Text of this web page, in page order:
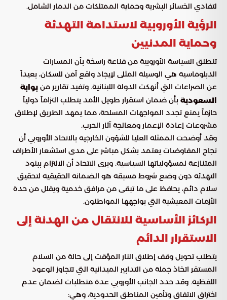
لتفادي الخسائر البشرية وحماية الممتلكات من الدمار الشامل.
الرؤية الأوروبية لاستدامة التهدئة
وحماية المدنيين
تنطلق السياسة الأوروبية من قناعة راسخة بأن المسارات
الدبلوماسية هي الوسيلة المثلى لإيجاد واقع آمن للسكان، بعيداً
عن الصراعات التي أنهكت الدولة اللبنانية. وتفيد تقارير من بوابة
السعودية بأن ضمان استقرار طويل الأمد يتطلب التزاماً دولياً
حازماً يمنع تجدد المواجهات المسلحة، مما يمهد الطريق لإطلاق
مشروعات إعادة الإعمار ومعالجة آثار الحرب.
وقد أوضحت الممثلة العليا للشؤون الخارجية بالاتحاد الأوروبي أن
نجاح المفاوضات يعتمد بشكل مباشر على مدى استشعار الأطراف
المتنازعة لمسؤولياتها السياسية. ويرى الاتحاد أن الالتزام ببنود
التهدئة دون وضع شروط مسبقة هو الضمانة الحقيقية لتحقيق
سلام دائم، يحافظ على ما تبقى من مرافق خدمية ويقلل من حدة
الأزمات المعيشية التي يواجهها المواطنون.
الركائز الأساسية للانتقال من الهدنة إلى
الاستقرار الدائم
يتطلب تحويل وقف إطلاق النار المؤقت إلى حالة من السلام
المستقر اتخاذ جملة من التدابير الميدانية التي تتجاوز الوعود
اللفظية. وقد حدد الجانب الأوروبي عدة متطلبات لضمان عدم
اختراق الاتفاق وتأمين المناطق الحدودية، وهي: